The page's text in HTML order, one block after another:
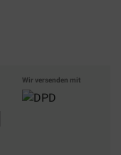
Wir versenden mit